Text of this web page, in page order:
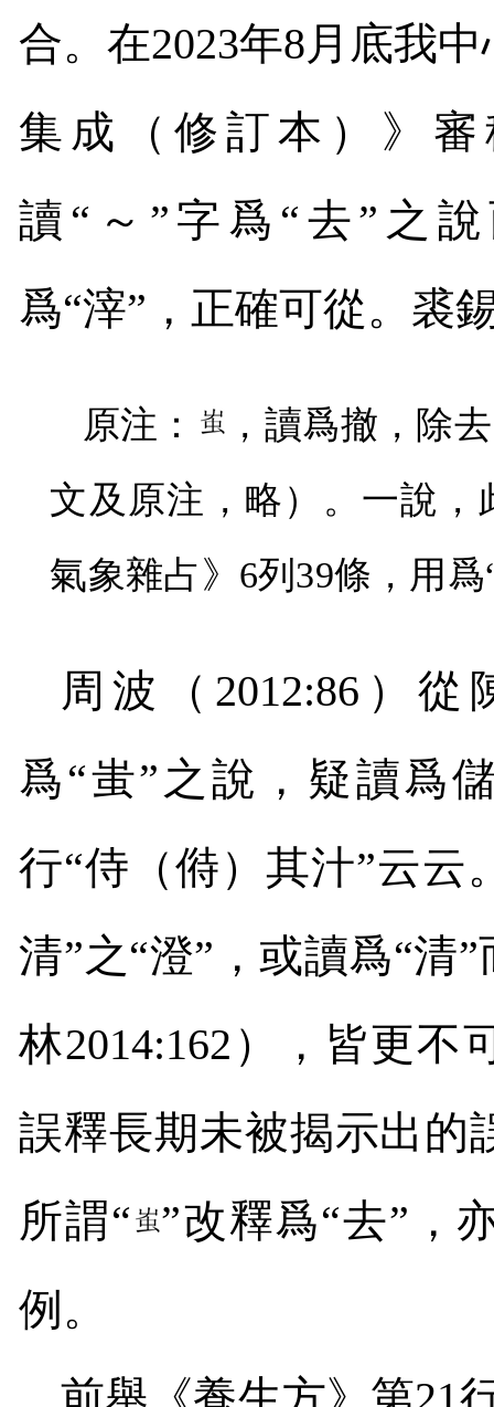
合。在2023年8月底我
集成（修訂本）》
讀“～”字爲“去”之
爲“滓”，正確可從。裘
原注：
，讀爲撤，除
文及原注，略）。一說
氣象雜占》 6列 39條，用爲
周波（ 2012:86 ）從
爲“蚩”之說，疑讀爲
行“侍（偫）其汁”云云
清”之“澄”，或讀爲“清
林2014:162 ），皆更不
誤釋長期未被揭示出的
所謂“
”改釋爲“去”，
例。